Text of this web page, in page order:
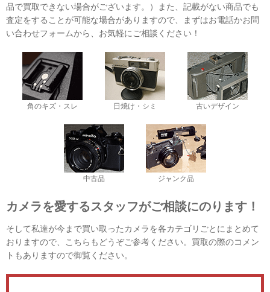
品で買取できない場合がございます。）また、記載がない商品でも
査定をすることが可能な場合がありますので、まずはお電話かお問
い合わせフォームから、お気軽にご相談ください！
角のキズ・スレ 日焼け・シミ 古いデザイン
中古品 ジャンク品
カメラを愛するスタッフがご相談にのります！
そして私達が今まで買い取ったカメラを各カテゴリごとにまとめて
おりますので、こちらもどうぞご参考ください。買取の際のコメン
トもありますので御覧ください。